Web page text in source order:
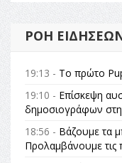
ΡΟΉ
19:13 - Το πρώτο
19:10 - Επίσκεψη
δημοσιογράφων
18:56 - Βάζουμε τα
Προλαμβάνουμε τις